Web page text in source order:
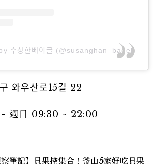
수상한베이글 (@susanghan_bagel)
와우산로15길 22
- 週日 09:30 ~ 22:00
筆記】貝果控集合！釜山5家好吃貝果